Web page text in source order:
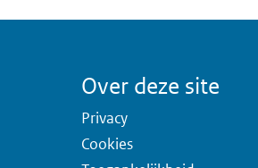
Over deze site
Privacy
Cookies